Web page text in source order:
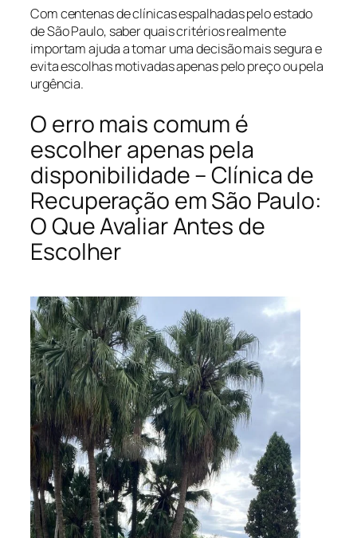
Com centenas de clínicas espalhadas pelo estado
de São Paulo, saber quais critérios realmente
importam ajuda a tomar uma decisão mais segura e
evita escolhas motivadas apenas pelo preço ou pela
urgência.
O erro mais comum é
escolher apenas pela
disponibilidade – Clínica de
Recuperação em São Paulo:
O Que Avaliar Antes de
Escolher